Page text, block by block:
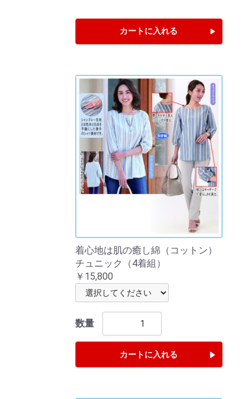
カートに入れる
着心地は肌の癒し綿（コットン）
チュニック（4着組）
￥15,800
数量
カートに入れる